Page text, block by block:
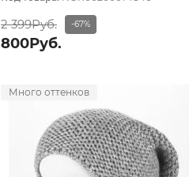
2 399Руб. -67%
800Руб.
Много оттенков